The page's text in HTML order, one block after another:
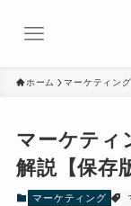
ホーム マーケティング
マーケティ
解説【保存
マーケティング